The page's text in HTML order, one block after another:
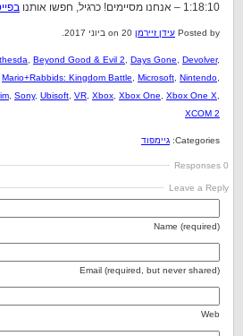
1:18:10 – אנחנו מסיימים! כרגיל, חפשו אותנו
Posted by עידן זיירמן
Beyond Good & Evil 2 Days Gone Devolver,
Mario+Rabbids: Kingdom Battle Microsoft Nintendo
Sony, Ubisoft VR Xbox Xbox One Xbox One X
XCOM 2
Categories: גיימפוד
0 Responses
Leave a Reply
Name (required)
Email (required, but never shared)
Web